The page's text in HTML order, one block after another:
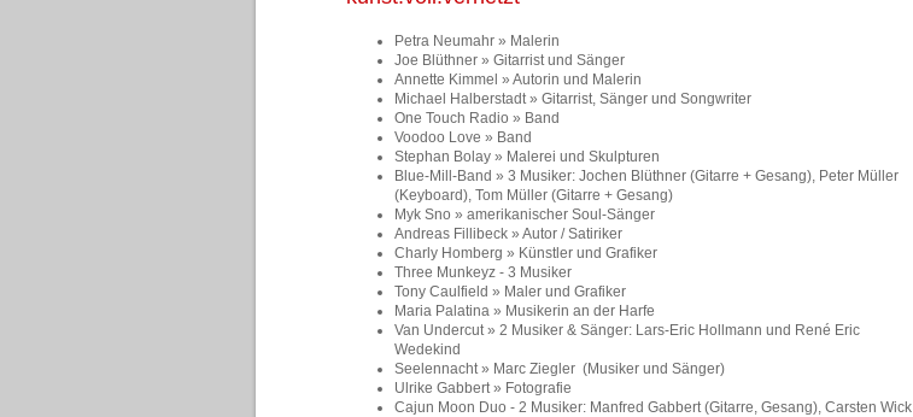
Petra Neumahr » Malerin
Joe Blüthner » Gitarrist und Sänger
Annette Kimmel » Autorin und Malerin
Michael Halberstadt » Gitarrist, Sänger und Songwriter
One Touch Radio » Band
Voodoo Love » Band
Stephan Bolay » Malerei und Skulpturen
Blue-Mill-Band » 3 Musiker: Jochen Blüthner (Gitarre + Gesang), Peter Müller
(Keyboard), Tom Müller (Gitarre + Gesang)
Myk Sno » amerikanischer Soul-Sänger
Andreas Fillibeck » Autor / Satiriker
Charly Homberg » Künstler und Grafiker
Three Munkeyz - 3 Musiker
Tony Caulfield » Maler und Grafiker
Maria Palatina » Musikerin an der Harfe
Van Undercut » 2 Musiker & Sänger: Lars-Eric Hollmann und René Eric
Wedekind
Seelennacht» Marc Ziegler (Musiker und Sänger)
Ulrike Gabbert» Fotografie
Cajun Moon Duo - 2 Musiker: Manfred Gabbert (Gitarre, Gesang), Carsten Wick